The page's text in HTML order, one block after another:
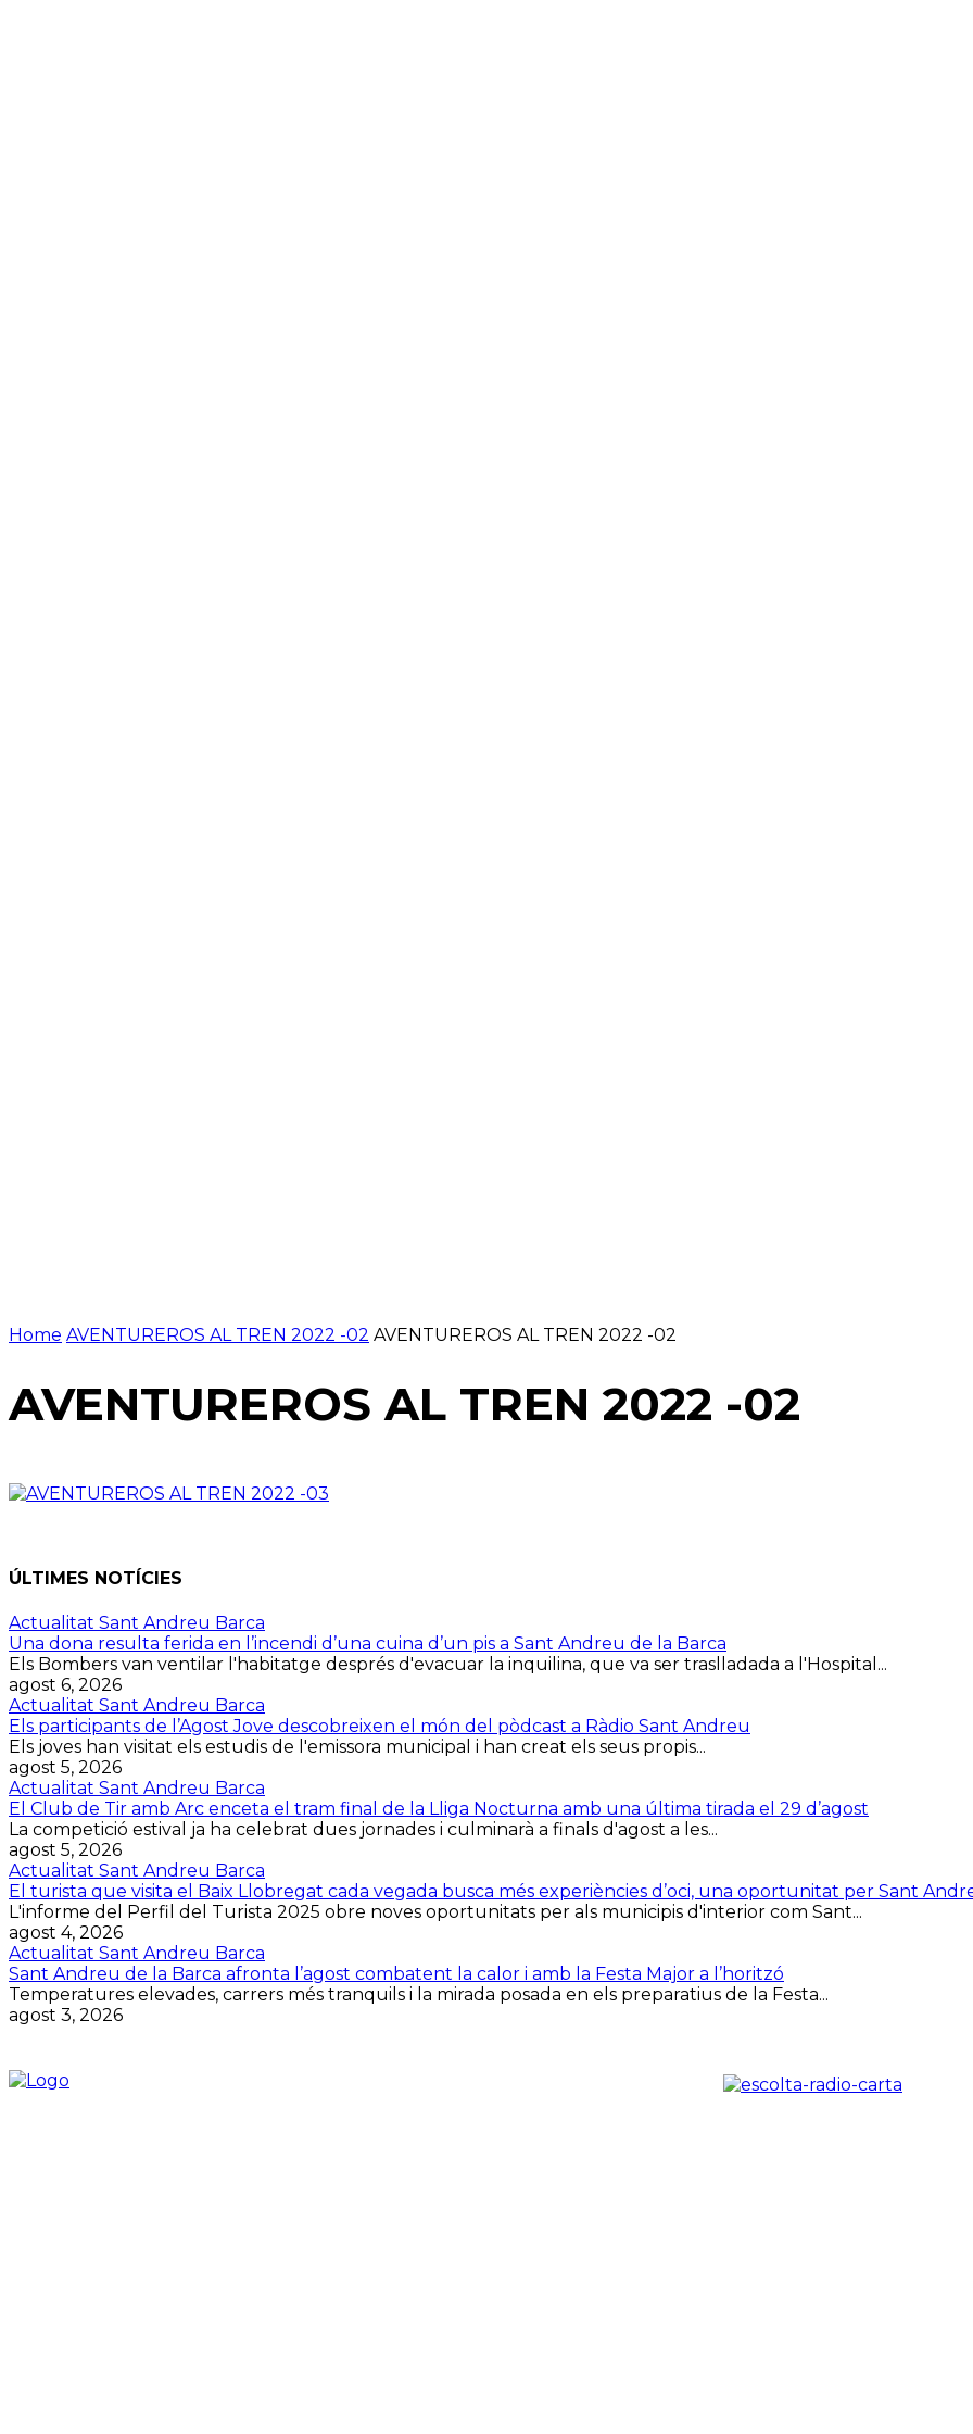
Home AVENTUREROS AL TREN 2022 -02 AVENTUREROS AL TREN 2022 -02
AVENTUREROS AL TREN 2022 -02
ÚLTIMES NOTÍCIES
Actualitat Sant Andreu Barca
Una dona resulta ferida en l’incendi d’una cuina d’un pis a Sant Andreu de la Barca
Els Bombers van ventilar l'habitatge després d'evacuar la inquilina, que va ser traslladada a l'Hospital...
agost 6, 2026
Actualitat Sant Andreu Barca
Els participants de l’Agost Jove descobreixen el món del pòdcast a Ràdio Sant Andreu
Els joves han visitat els estudis de l'emissora municipal i han creat els seus propis...
agost 5, 2026
Actualitat Sant Andreu Barca
El Club de Tir amb Arc enceta el tram final de la Lliga Nocturna amb una última tirada el 29 d’agost
La competició estival ja ha celebrat dues jornades i culminarà a finals d'agost a les...
agost 5, 2026
Actualitat Sant Andreu Barca
El turista que visita el Baix Llobregat cada vegada busca més experiències d’oci, una oportunitat per Sant
L'informe del Perfil del Turista 2025 obre noves oportunitats per als municipis d'interior com Sant...
agost 4, 2026
Actualitat Sant Andreu Barca
Sant Andreu de la Barca afronta l’agost combatent la calor i amb la Festa Major a l’horitzó
Temperatures elevades, carrers més tranquils i la mirada posada en els preparatius de la Festa...
agost 3, 2026